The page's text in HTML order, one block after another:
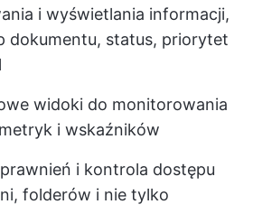
i wyświetlania informacji,
dokumentu, status, priorytet
widoki do monitorowania
i wskaźników
i kontrola dostępu
folderów i nie tylko